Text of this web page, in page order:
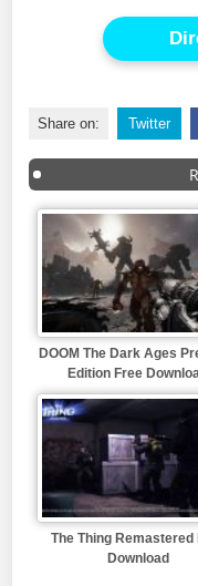
Share on: Twitter
DOOM The Dark Ages
Edition Free
The Thing Remastered
Download